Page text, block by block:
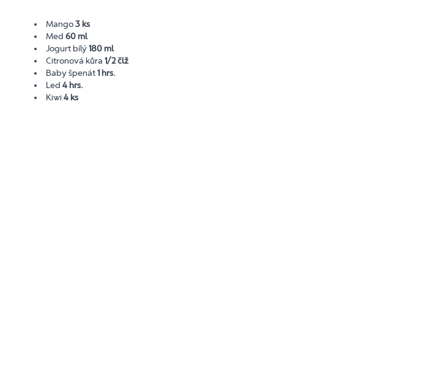
Mango3 ks
Med60 ml
Jogurt bílý180 ml
Citronová kůra1/2 člž
Baby špenát1 hrs.
Led4 hrs.
Kiwi4 ks